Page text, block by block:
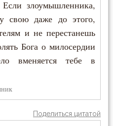
злоумышленника,
свою даже до этого,
и не перестанешь
Бога о милосердии
вменяется тебе в
Поделиться цитатой